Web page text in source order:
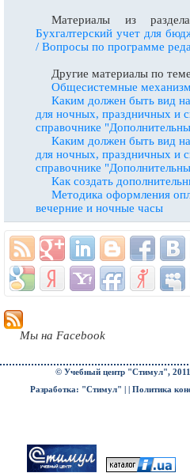
Материалы из
Бухгалтерский учет для
/ Вопросы по программе
Другие материалы по
Общесистемные
Каким должен быть вид
для ночных, праздничных и
справочнике
Каким должен быть вид
для ночных, праздничных и
справочнике
Как создать
Методика оформления
вечерние и ночные часы
Мы на Facebook
© Учебный центр "Стимул",
Разработка: "Стимул" | | Политика